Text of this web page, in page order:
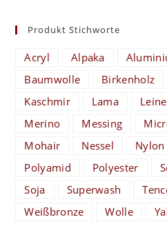
Produkt Stichworte
Acryl Alpaka
Baumwolle
Birkenholz
Kaschmir
Lama
Merino
Messing
Mohair
Nessel Nylon
Polyamid
Polyester
Soja
Superwash
Weißbronze
Wolle